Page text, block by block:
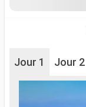
Jour 1 Jour 2